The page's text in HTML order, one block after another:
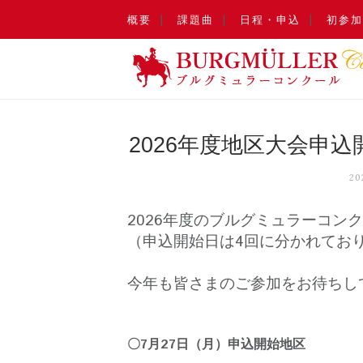
概要 課題曲 日程・申込 初参
2026年度地区大会申込
2026年度のブルグミュラーコン
（申込開始日は4回に分かれて
今年も皆さまのご参加をお待ち
〇7月27日（月）申込開始地区